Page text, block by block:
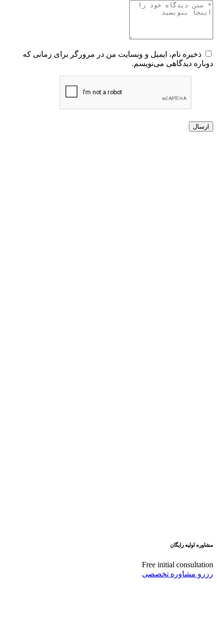
ذخیره نام، ایمیل و وبسایت من در مرورگر برای زمانی که
دوباره دیدگاهی می‌نویسم.
ارسال
مشاوره اولیه رایگان
Free initial consultation
رزرو مشاوره تخصصی